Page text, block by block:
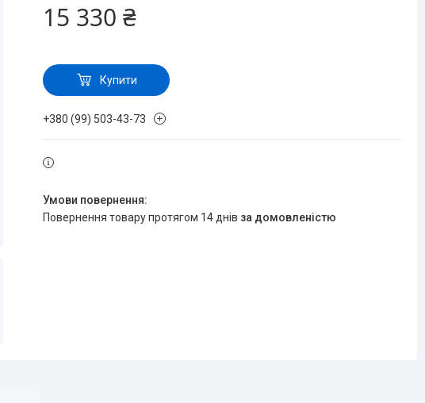
15 330 ₴
Купити
+380 (99) 503-43-73
повернення товару протягом 14 днів за домовленістю